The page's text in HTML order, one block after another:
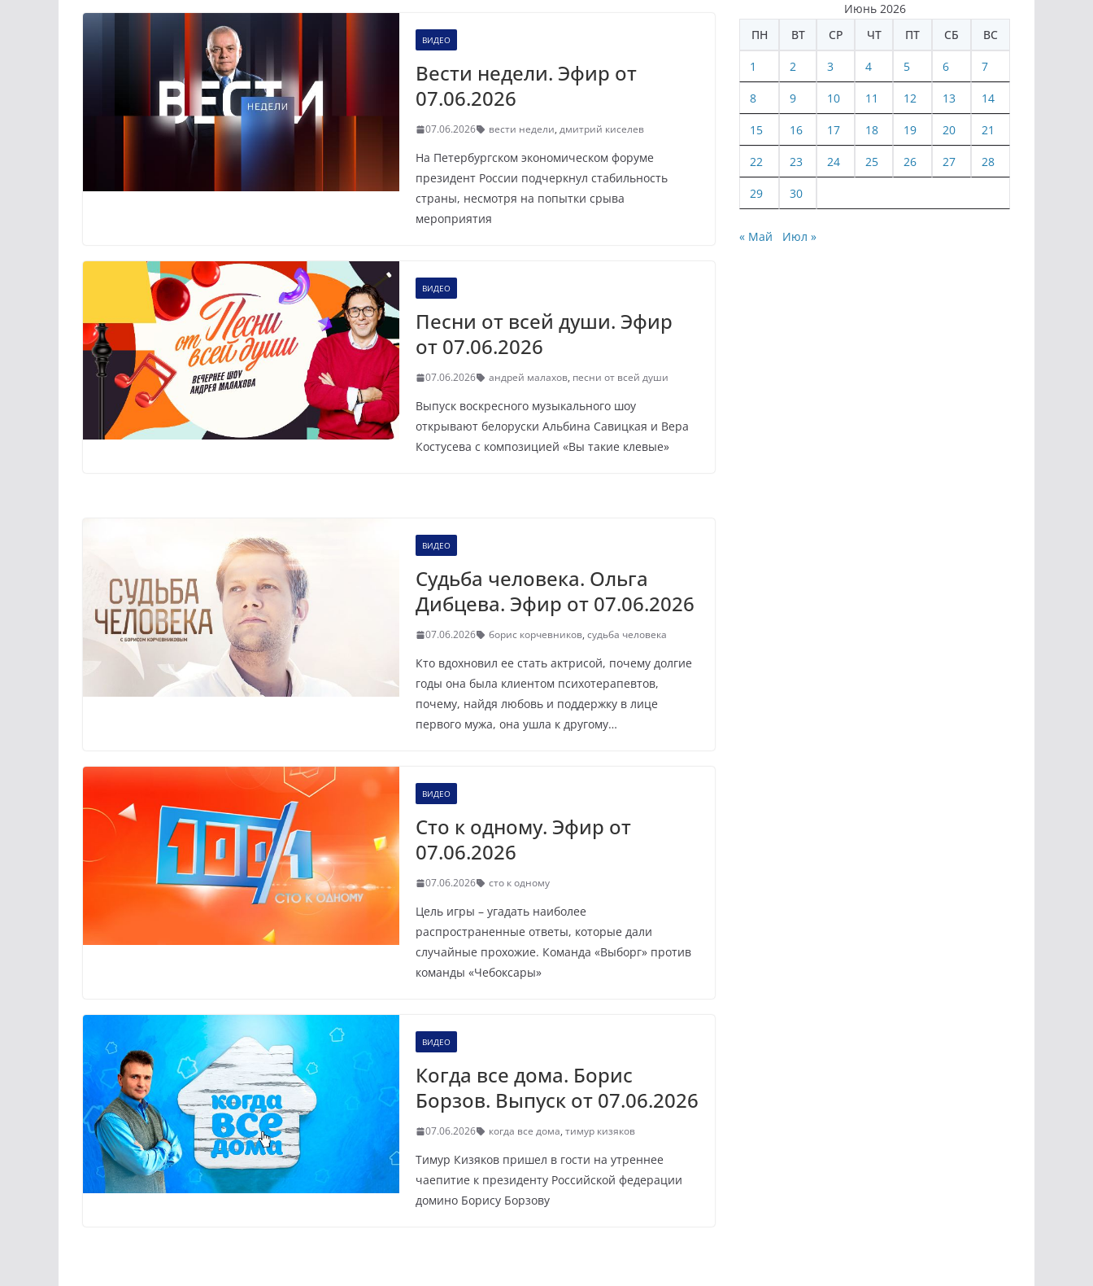
ВИДЕО
Вести недели. Эфир от
07.06.2026
07.06.2026 вести недели, дмитрий киселев
На Петербургском экономическом форуме
президент России подчеркнул стабильность
страны, несмотря на попытки срыва
мероприятия
ВИДЕО
Песни от всей души. Эфир
от 07.06.2026
07.06.2026 андрей малахов, песни от всей души
Выпуск воскресного музыкального шоу
открывают белоруски Альбина Савицкая и Вера
Костусева с композицией «Вы такие клевые»
ВИДЕО
Судьба человека. Ольга
Дибцева. Эфир от 07.06.2026
07.06.2026 борис корчевников, судьба человека
Кто вдохновил ее стать актрисой, почему долгие
годы она была клиентом психотерапевтов,
почему, найдя любовь и поддержку в лице
первого мужа, она ушла к другому…
ВИДЕО
Сто к одному. Эфир от
07.06.2026
07.06.2026 сто к одному
Цель игры – угадать наиболее
распространенные ответы, которые дали
случайные прохожие. Команда «Выборг» против
команды «Чебоксары»
ВИДЕО
Когда все дома. Борис
Борзов. Выпуск от 07.06.2026
07.06.2026 когда все дома, тимур кизяков
Тимур Кизяков пришел в гости на утреннее
чаепитие к президенту Российской федерации
домино Борису Борзову
Июнь 2026
ПН
ВТ СР ЧТ ПТ СБ ВС
1 2 3 4 5 6 7
8 9 10 11 12 13 14
15 16 17 18 19 20 21
22 23 24 25 26 27 28
29 30
« Май Июл »